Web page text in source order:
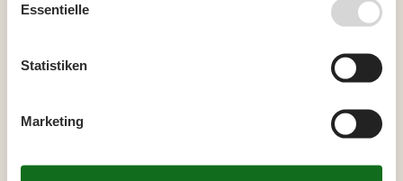
Giraffen und Zebras hautnah, beobachten Sie
majestätische Bisons in der Savanne und lauschen
Sie dem Heulen der Wölfe im Wolfswald. Toben Sie
sich im großen Vergnügungspark Limpopoland aus
Dinosauriermuseen der Welt. Ein Abenteuer für die
ganze Familie!
Ferienhaus buchen und 10% Rabatt erhalten!
Essentielle
Statistiken
Marketing